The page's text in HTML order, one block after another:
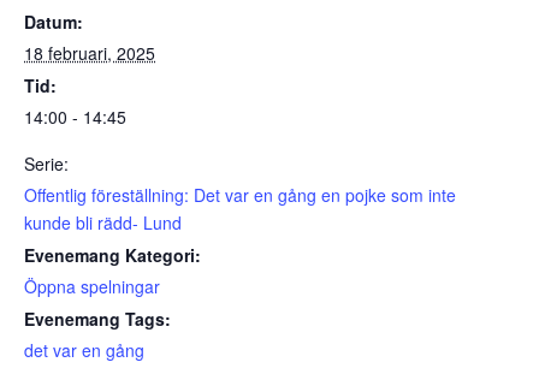
Datum:
18 februari, 2025
Tid:
14:00 - 14:45
Serie:
Offentlig föreställning: Det var en gång en pojke som inte
kunde bli rädd- Lund
Evenemang Kategori:
Öppna spelningar
Evenemang Tags:
det var en gång